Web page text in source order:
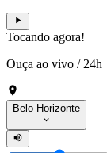
Tocando agora!
Ouça ao vivo / 24h
Belo Horizonte